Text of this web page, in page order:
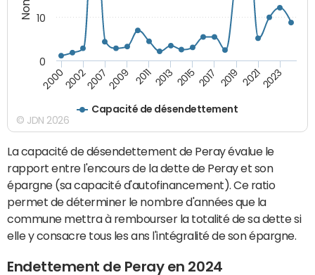
Capacité de désendettement
2000200220072009 2011 2013 2015 2017 2019 20212023
0
10
© JDN 2026
La capacité de désendettement de Peray évalue le
rapport entre l'encours de la dette de Peray et son
épargne (sa capacité d'autofinancement). Ce ratio
permet de déterminer le nombre d'années que la
commune mettra à rembourser la totalité de sa dette si
elle y consacre tous les ans l'intégralité de son épargne.
Endettement de Peray en 2024